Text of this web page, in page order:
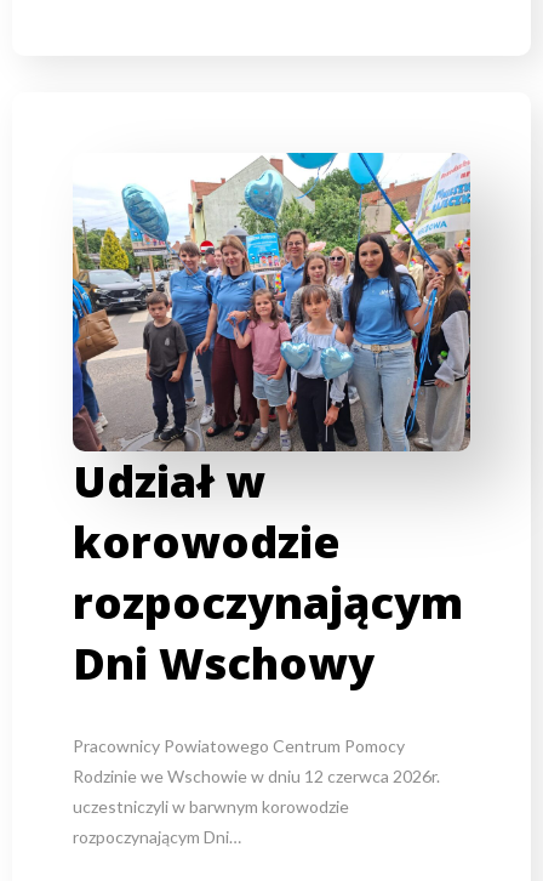
Udział w
korowodzie
rozpoczynającym
Dni Wschowy
Pracownicy Powiatowego Centrum Pomocy
Rodzinie we Wschowie w dniu 12 czerwca 2026r.
uczestniczyli w barwnym korowodzie
rozpoczynającym Dni…